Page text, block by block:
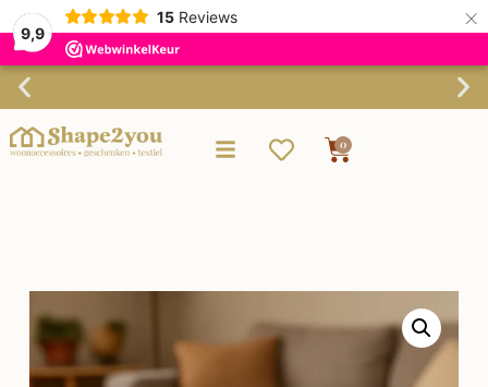
9,9
15 Reviews ×
Verzending binnen 3-4 werkdagen
0